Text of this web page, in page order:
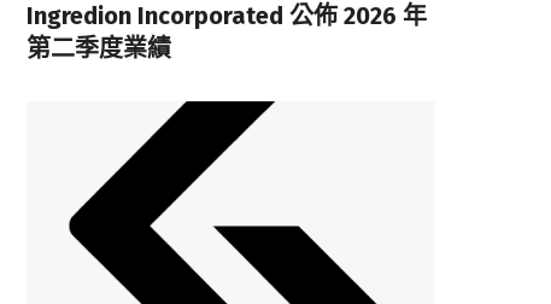
Ingredion Incorporated 公佈 2026 年
第二季度業績